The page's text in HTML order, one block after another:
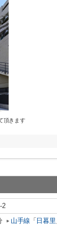
頂きます
2
山手線 「 日暮里